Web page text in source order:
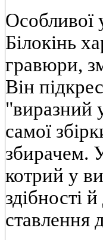
Особливої
Білокінь
гравюри,
Він
"виразний
самої
збирачем.
котрий у
здібності
ставлення